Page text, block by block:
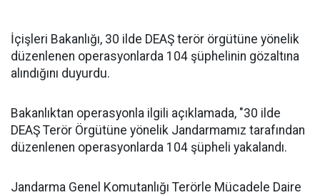
İçişleri Bakanlığı, 30 ilde DEAŞ terör örgütüne yönelik
düzenlenen operasyonlarda 104 şüphelinin gözaltına
alındığını duyurdu.
Bakanlıktan operasyonla ilgili açıklamada, "30 ilde
DEAŞ Terör Örgütüne yönelik Jandarmamız tarafından
düzenlenen operasyonlarda 104 şüpheli yakalandı.
Jandarma Genel Komutanlığı Terörle Mücadele Daire